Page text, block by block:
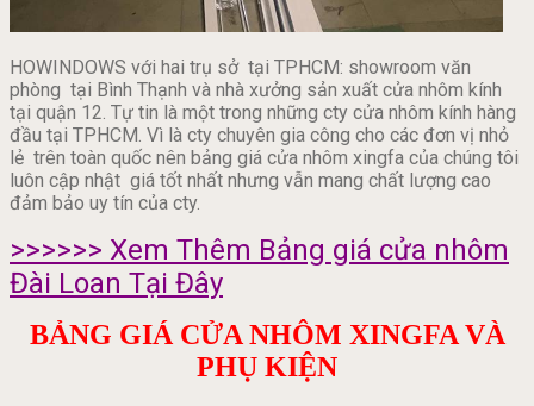
HOWINDOWS với hai trụ sở tại TPHCM: showroom văn
phòng tại Bình Thạnh và nhà xưởng sản xuất cửa nhôm kính
tại quận 12. Tự tin là một trong những cty cửa nhôm kính hàng
đầu tại TPHCM. Vì là cty chuyên gia công cho các đơn vị nhỏ
lẻ trên toàn quốc nên bảng giá cửa nhôm xingfa của chúng tôi
luôn cập nhật giá tốt nhất nhưng vẫn mang chất lượng cao
đảm bảo uy tín của cty.
>>>>>> Xem Thêm Bảng giá cửa nhôm
Đài Loan Tại Đây
BẢNG GIÁ CỬA NHÔM XINGFA VÀ
PHỤ KIỆN